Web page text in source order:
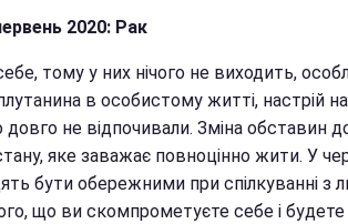
2020: Рак
тому у них нічого не виходить,
в особистому житті, настрій
не відпочивали. Зміна обставин
яке заважає повноцінно жити. У
бути обережними при спілкуванні з
що ви скомпрометуєте себе і